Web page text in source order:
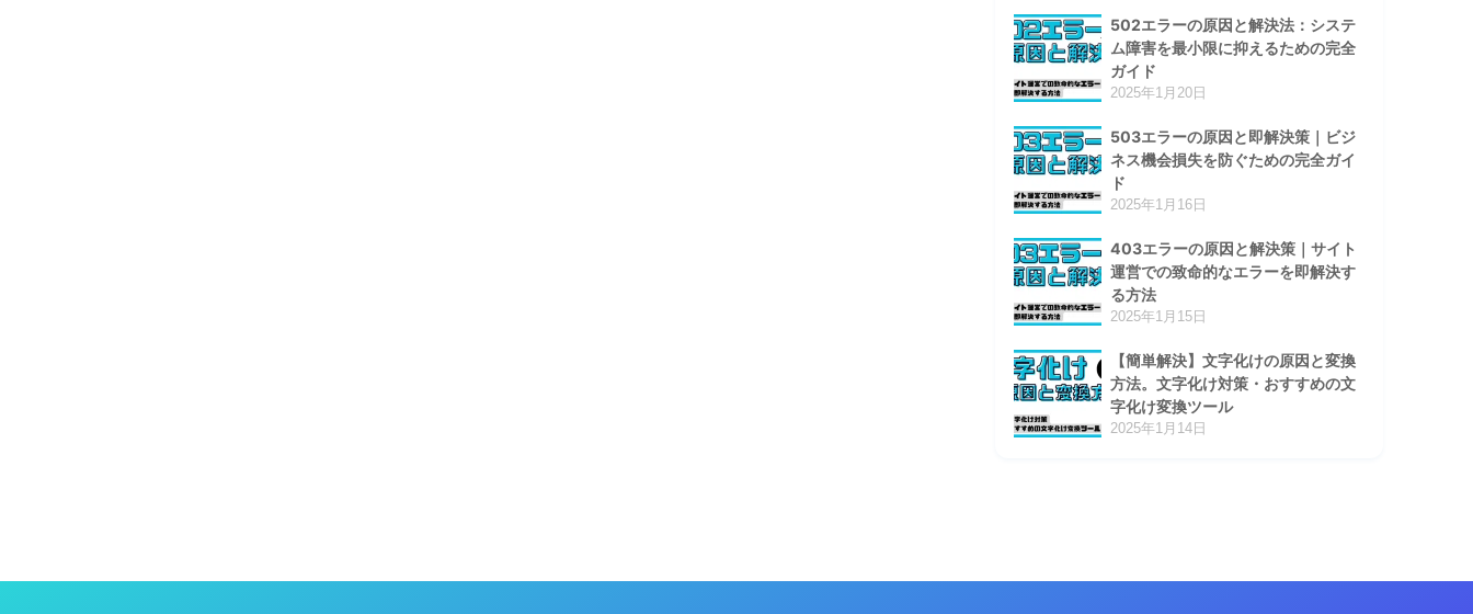
502エラーの原因と解決法：システ
ム障害を最小限に抑えるための完全
ガイド
2025年1月20日
503エラーの原因と即解決策｜ビジ
ネス機会損失を防ぐための完全ガイ
ド
2025年1月16日
403エラーの原因と解決策｜サイト
運営での致命的なエラーを即解決す
る方法
2025年1月15日
【簡単解決】文字化けの原因と変換
方法。文字化け対策・おすすめの文
字化け変換ツール
2025年1月14日